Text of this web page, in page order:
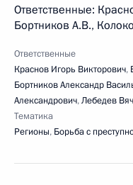
Ответственные:
Бортников А.В.,
Ответственные
Краснов Игорь Викторович,
Бортников Александр
Александрович,Лебедев
Тематика
Регионы, Борьба с